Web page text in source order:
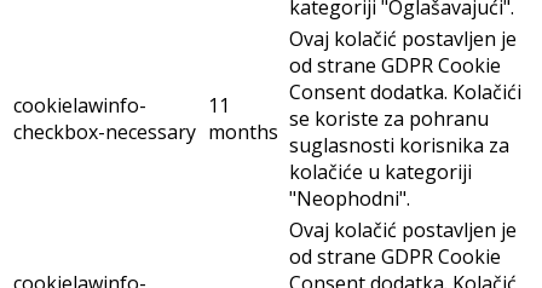
kategoriji "Oglašavajući".
cookielawinfo-
checkbox-necessary
11
months
Ovaj kolačić postavljen je
od strane GDPR Cookie
Consent dodatka. Kolačići
se koriste za pohranu
suglasnosti korisnika za
kolačiće u kategoriji
"Neophodni".
Ovaj kolačić postavljen je
od strane GDPR Cookie